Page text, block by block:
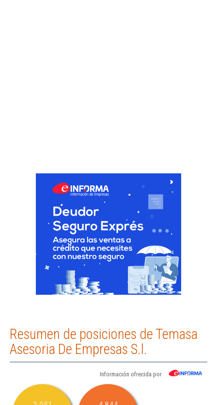
Resumen de posiciones de Temasa
Asesoria De Empresas S.l.
Información ofrecida por